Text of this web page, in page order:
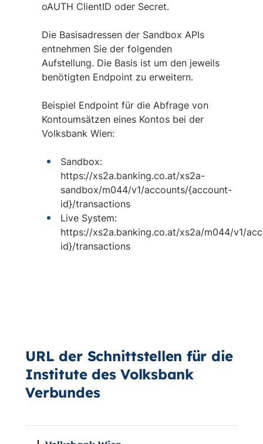
oAUTH ClientID oder Secret.
Die Basisadressen der Sandbox APIs
entnehmen Sie der folgenden
Aufstellung. Die Basis ist um den jeweils
benötigten Endpoint zu erweitern.
Beispiel Endpoint für die Abfrage von
Kontoumsätzen eines Kontos bei der
Volksbank Wien:
Sandbox:
https://xs2a.banking.co.at/xs2a-
sandbox/m044/v1/accounts/{account-
id}/transactions
Live System:
https://xs2a.banking.co.at/xs2a/m044/v1/
id}/transactions
URL der Schnittstellen für die
Institute des Volksbank
Verbundes